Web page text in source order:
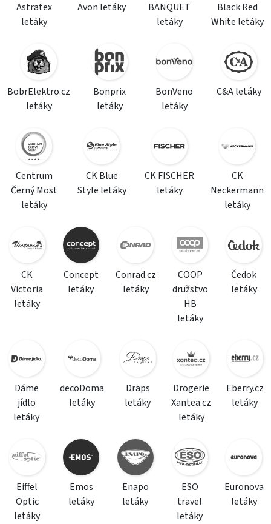
Astratex
letáky
Avon letáky
BANQUET
letáky
Black Red
White letáky
BobrElektro.cz
letáky
Bonprix
letáky
BonVeno
letáky
C&A letáky
Centrum
Černý Most
letáky
CK Blue
Style letáky
CK FISCHER
letáky
CK
Neckermann
letáky
CK
Victoria
letáky
Concept
letáky
Conrad.cz
letáky
COOP
družstvo
HB
letáky
Čedok
letáky
Dáme
jídlo
letáky
decoDoma
letáky
Draps
letáky
Drogerie
Xantea.cz
letáky
Eberry.cz
letáky
Eiffel
Optic
letáky
Emos
letáky
Enapo
letáky
ESO
travel
letáky
Euronova
letáky